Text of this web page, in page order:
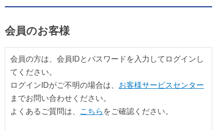
会員のお客様
会員の方は、会員IDとパスワードを入力してログインし
てください。
ログインIDがご不明の場合は、 お客様サービスセンター
までお問い合わせください。
よくあるご質問は、
こちら をご確認ください。